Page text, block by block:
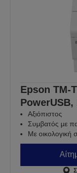
Epson TM-
Αξιόπιστος
Συμβατός με
Με οικολογική